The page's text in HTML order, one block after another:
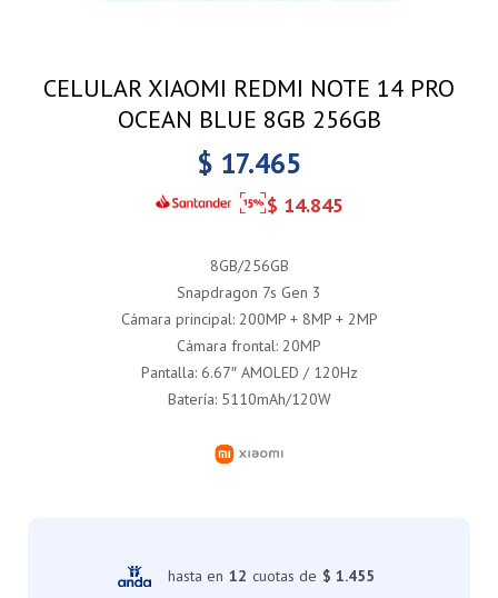
CELULAR XIAOMI REDMI NOTE 14 PRO
OCEAN BLUE 8GB 256GB
$ 17.465
$ 14.845
8GB/256GB
Snapdragon 7s Gen 3
Cámara principal: 200MP + 8MP + 2MP
Cámara frontal: 20MP
Pantalla: 6.67″ AMOLED / 120Hz
Batería: 5110mAh/120W
hasta en 12 cuotas de $ 1.455